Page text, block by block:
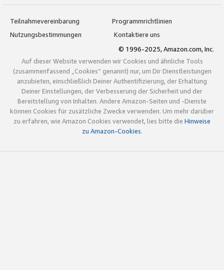
Teilnahmevereinbarung
Programmrichtlinien
Nutzungsbestimmungen
Kontaktiere uns
© 1996-2025, Amazon.com, Inc.
Auf dieser Website verwenden wir Cookies und ähnliche Tools
(zusammenfassend „Cookies“ genannt) nur, um Dir Dienstleistungen
anzubieten, einschließlich Deiner Authentifizierung, der Erhaltung
Deiner Einstellungen, der Verbesserung der Sicherheit und der
Bereitstellung von Inhalten. Andere Amazon-Seiten und -Dienste
können Cookies für zusätzliche Zwecke verwenden. Um mehr darüber
zu erfahren, wie Amazon Cookies verwendet, lies bitte die Hinweise
zu Amazon-Cookies.